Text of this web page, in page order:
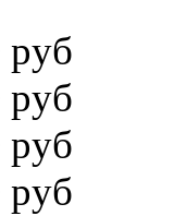
руб
руб
руб
руб